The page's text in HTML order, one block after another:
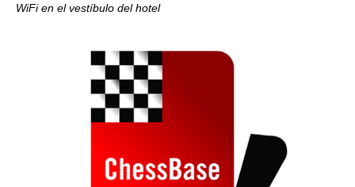
WiFi en el vestíbulo del hotel